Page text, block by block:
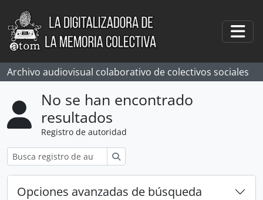
Skip to main content
Archivo audiovisual colaborativo de colectivos sociales
No se han encontrado
resultados
Registro de autoridad
Opciones avanzadas de búsqueda